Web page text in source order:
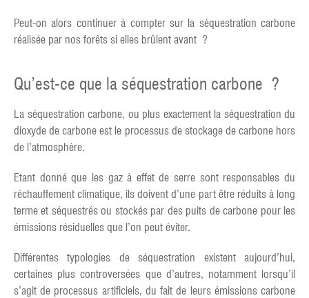
Peut-on alors continuer à compter sur la séquestration carbone
réalisée par nos forêts si elles brûlent avant ?
Qu’est-ce que la séquestration carbone ?
La séquestration carbone, ou plus exactement la séquestration du
dioxyde de carbone est le processus de stockage de carbone hors
de l’atmosphère.
Etant donné que les gaz à effet de serre sont responsables du
réchauffement climatique, ils doivent d’une part être réduits à long
terme et séquestrés ou stockés par des puits de carbone pour les
émissions résiduelles que l’on peut éviter.
Différentes typologies de séquestration existent aujourd’hui,
certaines plus controversées que d’autres, notamment lorsqu’il
s’agit de processus artificiels, du fait de leurs émissions carbone